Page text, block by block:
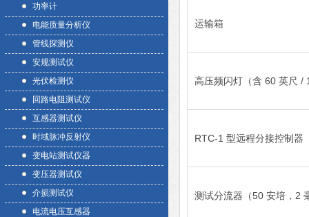
功率计
电能质量分析仪
管线探测仪
安规测试仪
光伏检测仪
回路电阻测试仪
互感器测试仪
时域脉冲反射仪
变电站测试仪器
变压器测试仪
介损测试仪
电流电压互感器
运输箱
高压频闪灯（含 60 英尺 /
RTC-1 型远程分接控制器
测试分流器（50 安培，2